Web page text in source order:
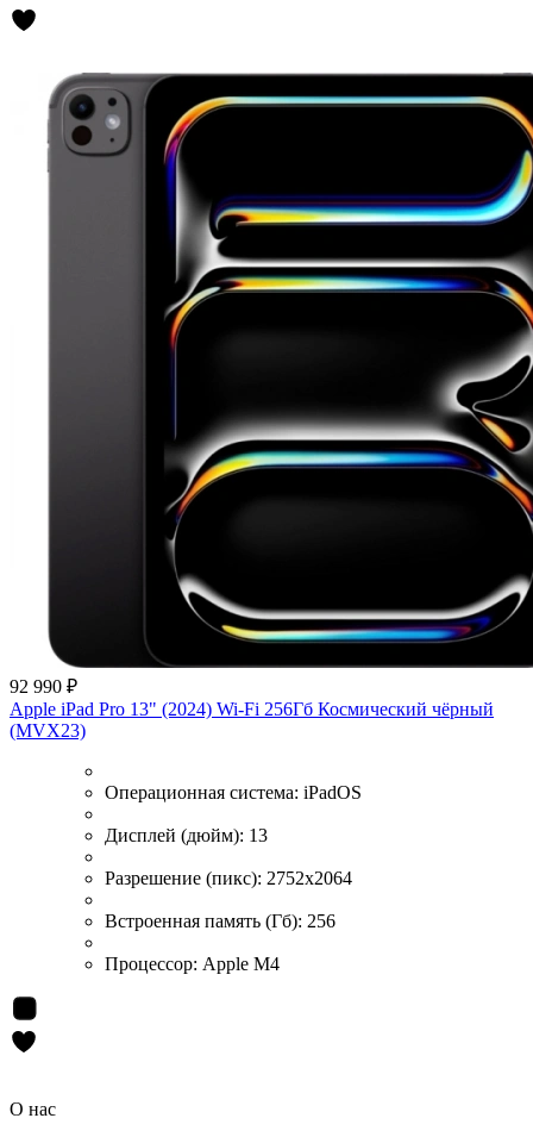
92 990 ₽
Apple iPad Pro 13" (2024) Wi-Fi 256Гб Космический чёрный
(MVX23)
Операционная система: iPadOS
Дисплей (дюйм): 13
Разрешение (пикс): 2752x2064
Встроенная память (Гб): 256
Процессор: Apple M4
О нас